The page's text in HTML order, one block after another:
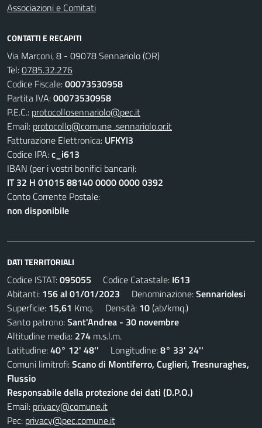
Associazioni e Comitati
CONTATTI E RECAPITI
Via Marconi, 8 - 09078 Sennariolo (OR)
Tel:0785.32.276
Codice Fiscale:00073530958
Partita IVA:00073530958
P.E.C.: protocollosennariolo@pec.it
Email: protocollo@comune .sennariolo.or.it
Fatturazione Elettronica: UFKYI3
Codice IPA:c_i613
IBAN (per i vostri bonifici bancari):
IT 32 H 01015 88140 0000 0000 0392
Conto Corrente Postale:
non disponibile
DATI TERRITORIALI
Codice ISTAT:095055 Codice Catastale: I613
Abitanti: 156 al 01/01/2023 Denominazione:Sennariolesi
Superficie: 15,61 Kmq. Densità: 10(ab/kmq.)
Santo patrono:Sant'Andrea - 30 novembre
Altitudine media: 274 m.s.l.m.
Latitudine:40° 12' 48'' Longitudine:8° 33' 24''
Comuni limitrofi:Scano di Montiferro, Cuglieri, Tresnuraghes,
Flussio
Responsabile della protezione dei dati (D.P.O.)
Email: privacy@comune.it
Pec: privacy@pec.comune.it